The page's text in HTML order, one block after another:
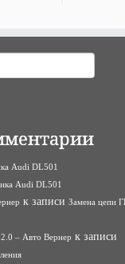
Audi DL501
Audi DL501
к записи Замена цепи
– Авто Вернер к записи